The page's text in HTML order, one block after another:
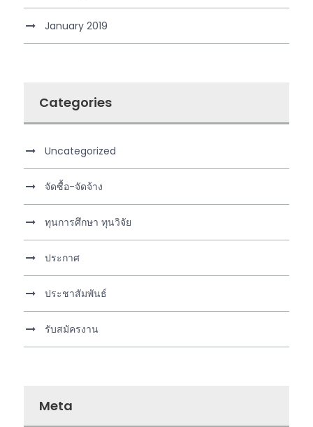
January 2019
Categories
Uncategorized
จัดซื้อ-จัดจ้าง
ทุนการศึกษา ทุนวิจัย
ประกาศ
ประชาสัมพันธ์
รับสมัครงาน
Meta